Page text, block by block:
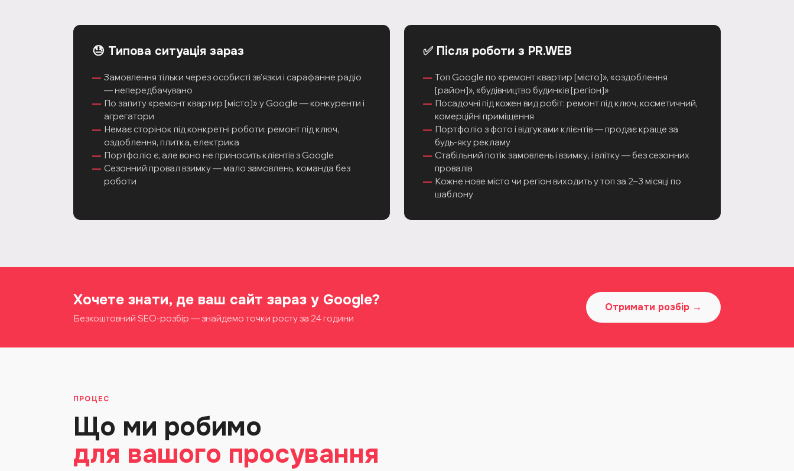
😓 Типова ситуація зараз
Замовлення тільки через особисті зв'язки і сарафанне радіо
— непередбачувано
По запиту «ремонт квартир [місто]» у Google — конкуренти і
агрегатори
Немає сторінок під конкретні роботи: ремонт під ключ,
оздоблення, плитка, електрика
Портфоліо є, але воно не приносить клієнтів з Google
Сезонний провал взимку — мало замовлень, команда без
роботи
✅ Після роботи з PR.WEB
Топ Google по «ремонт квартир [місто]», «оздоблення
[район]», «будівництво будинків [регіон]»
Посадочні під кожен вид робіт: ремонт під ключ, косметичний,
комерційні приміщення
Портфоліо з фото і відгуками клієнтів — продає краще за
будь-яку рекламу
Стабільний потік замовлень і взимку, і влітку — без сезонних
провалів
Кожне нове місто чи регіон виходить у топ за 2–3 місяці по
шаблону
Хочете знати, де ваш сайт зараз у Google?
Безкоштовний SEO-розбір — знайдемо точки росту за 24 години
Отримати розбір →
ПРОЦЕС
Що ми робимо
для вашого просування